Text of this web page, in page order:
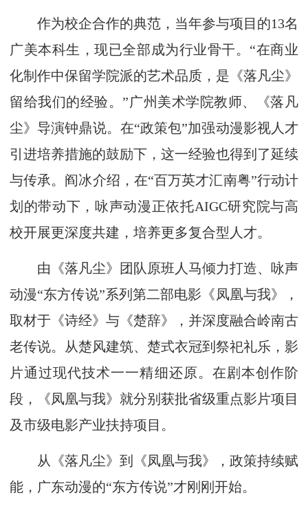
作为校企合作的典范，当年参与项目的13名
广美本科生，现已全部成为行业骨干。“在商业
化制作中保留学院派的艺术品质，是《落凡尘》
留给我们的经验。”广州美术学院教师、《落凡
尘》导演钟鼎说。在“政策包”加强动漫影视人才
引进培养措施的鼓励下，这一经验也得到了延续
与传承。阎冰介绍，在“百万英才汇南粤”行动计
划的带动下，咏声动漫正依托AIGC研究院与高
校开展更深度共建，培养更多复合型人才。
由《落凡尘》团队原班人马倾力打造、咏声
动漫“东方传说”系列第二部电影《凤凰与我》，
取材于《诗经》与《楚辞》，并深度融合岭南古
老传说。从楚风建筑、楚式衣冠到祭祀礼乐，影
片通过现代技术一一精细还原。在剧本创作阶
段，《凤凰与我》就分别获批省级重点影片项目
及市级电影产业扶持项目。
从《落凡尘》到《凤凰与我》，政策持续赋
能，广东动漫的“东方传说”才刚刚开始。